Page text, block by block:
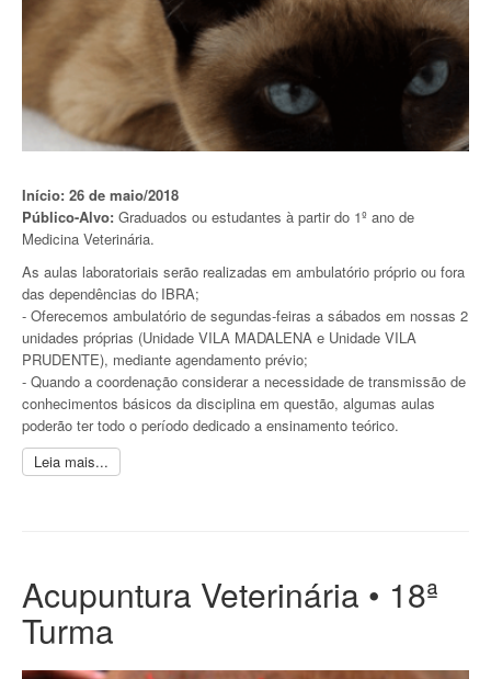
Início: 26 de maio/2018
Público-Alvo: Graduados ou estudantes à partir do 1º ano de
Medicina Veterinária.
As aulas laboratoriais serão realizadas em ambulatório próprio ou fora
das dependências do IBRA;
- Oferecemos ambulatório de segundas-feiras a sábados em nossas 2
unidades próprias (Unidade VILA MADALENA e Unidade VILA
PRUDENTE), mediante agendamento prévio;
- Quando a coordenação considerar a necessidade de transmissão de
conhecimentos básicos da disciplina em questão, algumas aulas
poderão ter todo o período dedicado a ensinamento teórico.
Leia mais...
Acupuntura Veterinária • 18ª
Turma